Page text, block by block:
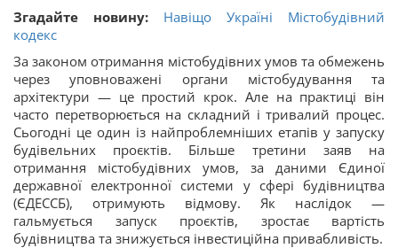
Згадайте новину:
Навіщо Україні Містобудівний
кодекс
За законом отримання містобудівних умов та обмежень
через уповноважені органи містобудування та
архітектури — це простий крок. Але на практиці він
часто перетворюється на складний і тривалий процес.
Сьогодні це один із найпроблемніших етапів у запуску
будівельних проєктів. Більше третини заяв на
отримання містобудівних умов, за даними Єдиної
державної електронної системи у сфері будівництва
(ЄДЕССБ), отримують відмову. Як наслідок —
гальмується запуск проєктів, зростає вартість
будівництва та знижується інвестиційна привабливість.